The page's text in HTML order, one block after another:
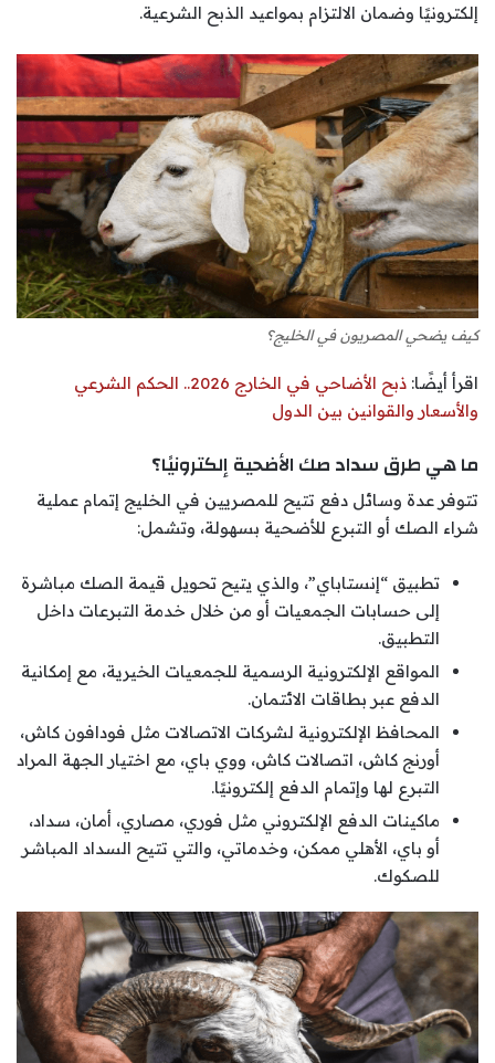
إلكترونيًا وضمان الالتزام بمواعيد الذبح الشرعية.
كيف يضحي المصريون في الخليج؟
اقرأ أيضًا:
ذبح الأضاحي في الخارج 2026.. الحكم الشرعي
والأسعار والقوانين بين الدول
ما هي طرق سداد صك الأضحية إلكترونيًا؟
تتوفر عدة وسائل دفع تتيح للمصريين في الخليج إتمام عملية
شراء الصك أو التبرع للأضحية بسهولة، وتشمل:
تطبيق “إنستاباي”، والذي يتيح تحويل قيمة الصك مباشرة
إلى حسابات الجمعيات أو من خلال خدمة التبرعات داخل
التطبيق.
المواقع الإلكترونية الرسمية للجمعيات الخيرية، مع إمكانية
الدفع عبر بطاقات الائتمان.
المحافظ الإلكترونية لشركات الاتصالات مثل فودافون كاش،
أورنج كاش، اتصالات كاش، ووي باي، مع اختيار الجهة المراد
التبرع لها وإتمام الدفع إلكترونيًا.
ماكينات الدفع الإلكتروني مثل فوري، مصاري، أمان، سداد،
أو باي، الأهلي ممكن، وخدماتي، والتي تتيح السداد المباشر
للصكوك.